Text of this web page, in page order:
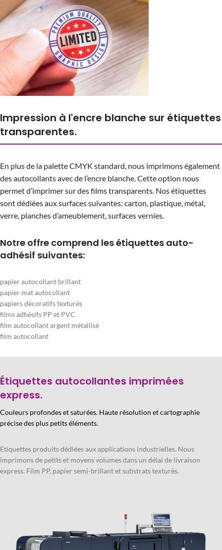
Impression à l'encre blanche sur étiquettes
transparentes.
En plus de la palette CMYK standard, nous imprimons également
des autocollants avec de l’encre blanche. Cette option nous
permet d’imprimer sur des films transparents. Nos étiquettes
sont dédiées aux surfaces suivantes: carton, plastique, métal,
verre, planches d’ameublement, surfaces vernies.
Notre offre comprend les étiquettes auto-
adhésif suivantes:
papier autocollant brillant
papier mat autocollant
papiers décoratifs texturés
films adhésifs PP et PVC
film autocollant argent métallisé
film autocollant
Étiquettes autocollantes imprimées
express.
Couleurs profondes et saturées. Haute résolution et cartographie
précise des plus petits éléments.
Etiquettes produits dédiées aux applications industrielles. Nous
imprimons de petits et moyens volumes dans un délai de livraison
express. Film PP, papier semi-brillant et substrats texturés.